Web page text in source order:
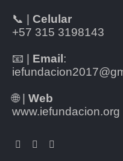
📞 | Celular
+57 315 3198143
📧 | Email :
🌐 | Web
www.iefundacion.org